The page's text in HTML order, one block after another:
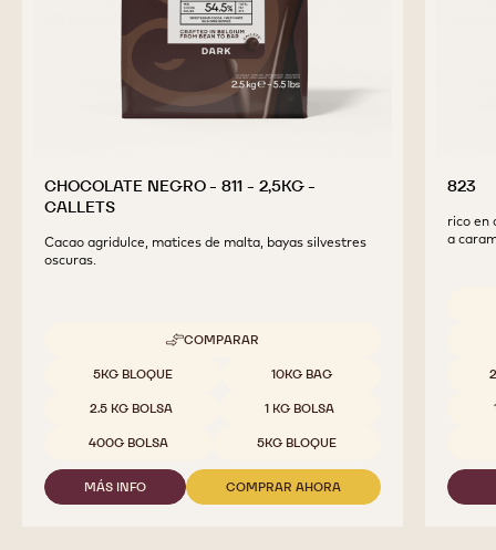
CHOCOLATE NEGRO - 811 - 2,5KG -
CALLETS
Cacao agridulce, matices de malta, bayas silvestres
oscuras.
COMPARAR
-
CHOCOLATE
-
CALLETS
Tamaños disponibles
5KG BLOQUE 10KG BAG
2.5 KG BOLSA 1 KG BOLSA
400G BOLSA 5KG BLOQUE
MÁS INFO
-
COMPRAR AHORA
-
823
rico en
a